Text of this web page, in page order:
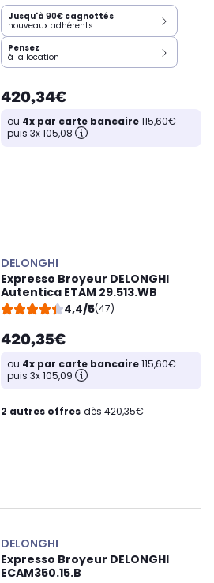
Jusqu'à 90€ cagnottés
nouveaux adhérents
Pensez
à la location
420,34€
ou 4x par carte bancaire115,60€
puis 3x 105,08
DELONGHI
Expresso Broyeur DELONGHI
Autentica ETAM 29.513.WB
4,4/5(47)
420,35€
ou 4x par carte bancaire115,60€
puis 3x 105,09
2 autres offres dès 420,35€
DELONGHI
Expresso Broyeur DELONGHI
ECAM350.15.B